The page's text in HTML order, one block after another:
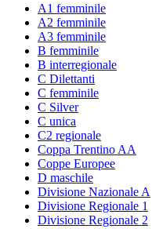
A1 femminile
A2 femminile
A3 femminile
B femminile
B interregionale
C Dilettanti
C femminile
C Silver
C unica
C2 regionale
Coppa Trentino AA
Coppe Europee
D maschile
Divisione Nazionale A
Divisione Regionale 1
Divisione Regionale 2